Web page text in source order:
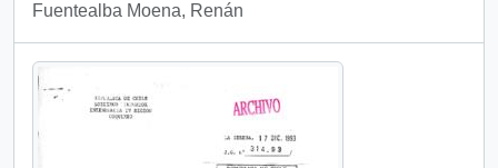
Fuentealba Moena, Renán